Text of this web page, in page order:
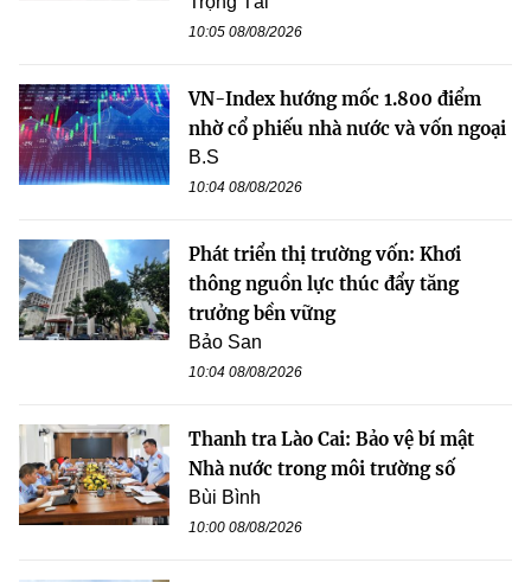
10:05 08/08/2026
VN-Index hướng mốc 1.800 điểm
nhờ cổ phiếu nhà nước và vốn ngoại
B.S
10:04 08/08/2026
Phát triển thị trường vốn: Khơi
thông nguồn lực thúc đẩy tăng
trưởng bền vững
Bảo San
10:04 08/08/2026
Thanh tra Lào Cai: Bảo vệ bí mật
Nhà nước trong môi trường số
Bùi Bình
10:00 08/08/2026